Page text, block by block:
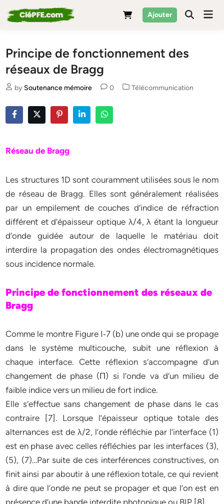
to
Ajouter
Principe de fonctionnement des
réseaux de Bragg
by Soutenance mémoire 0
Posted
Télécommunication
Réseau de Bragg
Les structures 1D sont couramment utilisées sous le nom
de réseau de Bragg. Elles sont généralement réalisées
par un empilement de couches d’indice de réfraction
différent et d’épaisseur optique λ/4, λ étant la longueur
d’onde guidée autour de laquelle le matériau doit
interdire la propagation des ondes électromagnétiques
sous incidence normale.
Principe de fonctionnement des réseaux de
Bragg
Comme le montre Figure I‐7 (b) une onde qui se propage
dans le système multicouche, subit une réflexion à
chaque interface. Cette réflexion s’accompagne d’un
changement de phase (П) si l’onde va d’un milieu de
faible indice vers un milieu de fort indice.
Elle s’effectue sans changement de phase dans le cas
contraire [7]. Lorsque l’épaisseur optique totale des
alternances est de λ/2, l’onde réfléchie par l’interface (1)
est en phase avec celles réfléchies par les interfaces (3),
(5), (7)…Par suite de ces interférences constructives, on
finit ainsi par aboutir à une réflexion totale, ce qui revient
à dire que l’onde ne peut se propager et que l’on est en
présence d’une bande interdite photonique ou BIP [8].